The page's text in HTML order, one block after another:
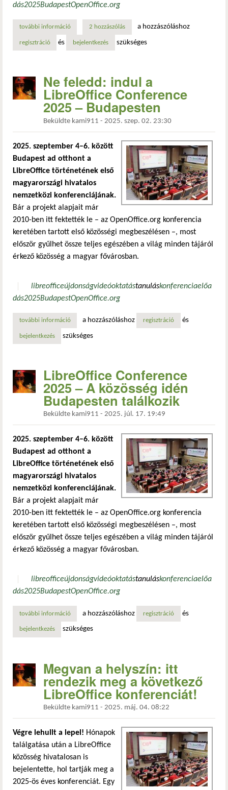
dás2025BudapestOpenOffice.org
további információvéget ért a libreoffice conference 2025 – budapesten
2 hozzászólás a hozzászóláshoz
regisztráció és bejelentkezés szükséges
Ne feledd: indul a
LibreOffice Conference
2025 – Budapesten
Beküldte kami911 - 2025. szep. 02. 23:30
2025. szeptember 4–6. között
Budapest ad otthont a
LibreOffice történetének első
magyarországi hivatalos
nemzetközi konferenciájának.
Bár a projekt alapjait már
2010-ben itt fektették le – az OpenOffice.org konferencia
keretében tartott első közösségi megbeszélésen –, most
először gyűlhet össze teljes egészében a világ minden tájáról
érkező közösség a magyar fővárosban.
libreofficeújdonságvideóoktatástanuláskonferenciaelőa
dás2025BudapestOpenOffice.org
további információne feledd: indul a libreoffice conference 2025 –
a hozzászóláshoz regisztráció és
bejelentkezés szükséges
LibreOffice Conference
2025 – A közösség idén
Budapesten találkozik
Beküldte kami911 - 2025. júl. 17. 19:49
2025. szeptember 4–6. között
Budapest ad otthont a
LibreOffice történetének első
magyarországi hivatalos
nemzetközi konferenciájának.
Bár a projekt alapjait már
2010-ben itt fektették le – az OpenOffice.org konferencia
keretében tartott első közösségi megbeszélésen –, most
először gyűlhet össze teljes egészében a világ minden tájáról
érkező közösség a magyar fővárosban.
libreofficeújdonságvideóoktatástanuláskonferenciaelőa
dás2025BudapestOpenOffice.org
további információlibreoffice conference 2025 – a közösség idén
a hozzászóláshoz regisztráció és
bejelentkezés szükséges
Megvan a helyszín: itt
rendezik meg a következő
LibreOffice konferenciát!
Beküldte kami911 - 2025. máj. 04. 08:22
Végre lehullt a lepel! Hónapok
találgatása után a LibreOffice
közösség hivatalosan is
bejelentette, hol tartják meg a
2025-ös éves konferenciát. Egy